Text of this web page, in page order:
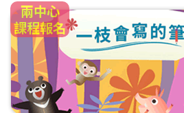
兩中心
課程報名